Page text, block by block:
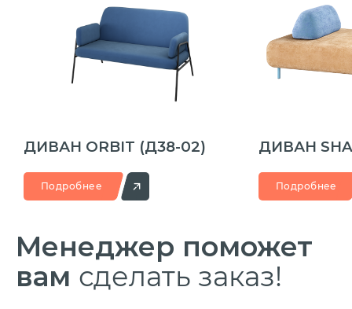
ДИВАН ORBIT (Д38-02)
Подробнее
ДИВАН
Подробнее
Менеджер поможет
вам сделать заказ!